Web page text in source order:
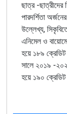
ছাত্র -ছাত্রীদের
পারদর্শিতা
উল্লেখ্য,
এনিমেল ও
হয়ে ১৮৯
সালে ২০১৯ -২০২০
হয়ে ১৯০